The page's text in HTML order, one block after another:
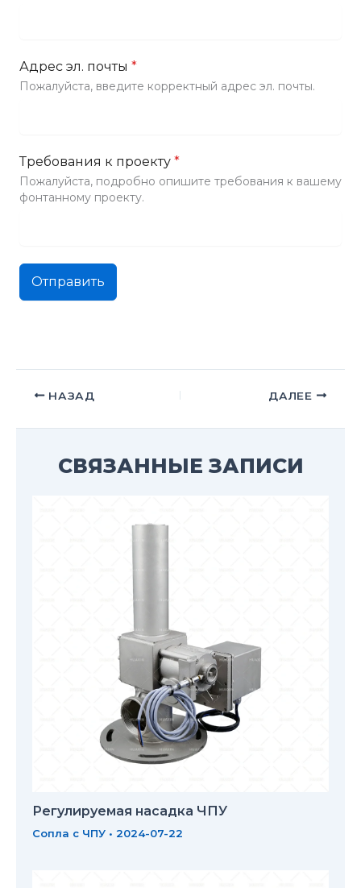
Адрес эл. почты *
Пожалуйста, введите корректный адрес эл. почты.
Требования к проекту *
Пожалуйста, подробно опишите требования к вашему
фонтанному проекту.
Отправить
НАЗАД ДАЛЕЕ
СВЯЗАННЫЕ ЗАПИСИ
Регулируемая насадка ЧПУ
Сопла с ЧПУ • 2024-07-22